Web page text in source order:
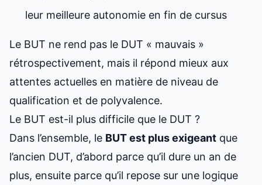
leur meilleure autonomie en fin de cursus
Le BUT ne rend pas le DUT « mauvais »
rétrospectivement, mais il répond mieux aux
attentes actuelles en matière de niveau de
qualification et de polyvalence.
Le BUT est-il plus difficile que le DUT ?
Dans l’ensemble, le BUT est plus exigeant que
l’ancien DUT, d’abord parce qu’il dure un an de
plus, ensuite parce qu’il repose sur une logique